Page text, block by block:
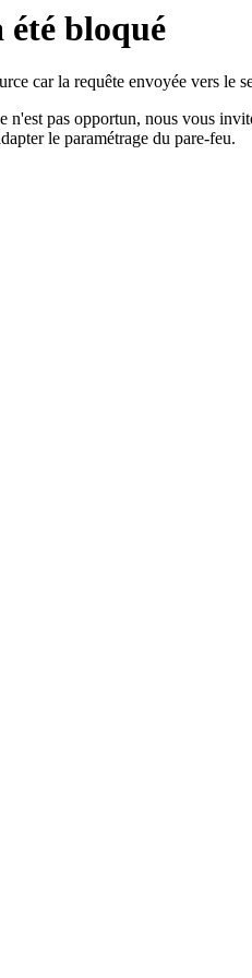
été bloqué
car la requête envoyée vers le
n'est pas opportun, nous vous
le paramétrage du pare-feu.